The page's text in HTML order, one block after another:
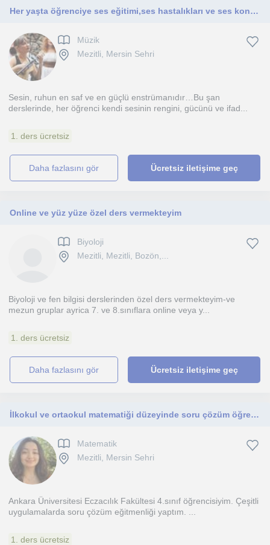
Her yaşta öğrenciye ses eğitimi,ses hastalıkları ve ses konuşma dersi
Müzik
Mezitli, Mersin Sehri
Sesin, ruhun en saf ve en güçlü enstrümanıdır…Bu şan
derslerinde, her öğrenci kendi sesinin rengini, gücünü ve ifad...
1. ders ücretsiz
daha fazlasını gör Ücretsiz iletişime geç
Online ve yüz yüze özel ders vermekteyim
Biyoloji
Mezitli, Mezitli, Bozön,...
Biyoloji ve fen bilgisi derslerinden özel ders vermekteyim-ve
mezun gruplar ayrica 7. ve 8.sınıflara online veya y...
1. ders ücretsiz
daha fazlasını gör Ücretsiz iletişime geç
İlkokul ve ortaokul matematiği düzeyinde soru çözüm öğretmeniyim
Matematik
Mezitli, Mersin Sehri
Ankara Üniversitesi Eczacılık Fakültesi 4.sınıf öğrencisiyim. Çeşitli
uygulamalarda soru çözüm eğitmenliği yaptım. ...
1. ders ücretsiz